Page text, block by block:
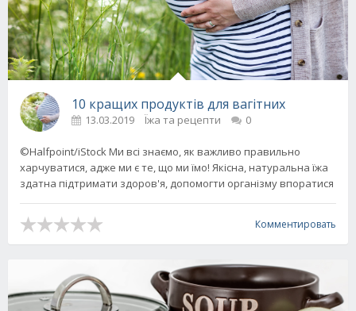
10 кращих продуктів для вагітних
13.03.2019 Їжа та рецепти 0
©Halfpoint/iStock Ми всі знаємо, як важливо правильно
харчуватися, адже ми є те, що ми їмо! Якісна, натуральна їжа
здатна підтримати здоров'я, допомогти організму впоратися
Комментировать